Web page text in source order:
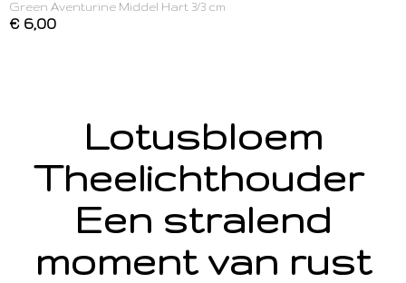
Green Aventurine Middel Hart 3/3 cm
€ 6,00
Lotusbloem
Theelichthouder
Een stralend
moment van rust